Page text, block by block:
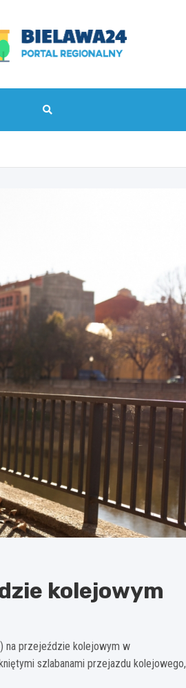
kolejowym
na przejeździe kolejowym w
szlabanami przejazdu kolejowego,